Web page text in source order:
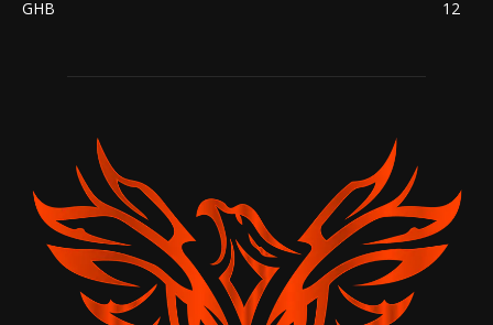
GHB
12